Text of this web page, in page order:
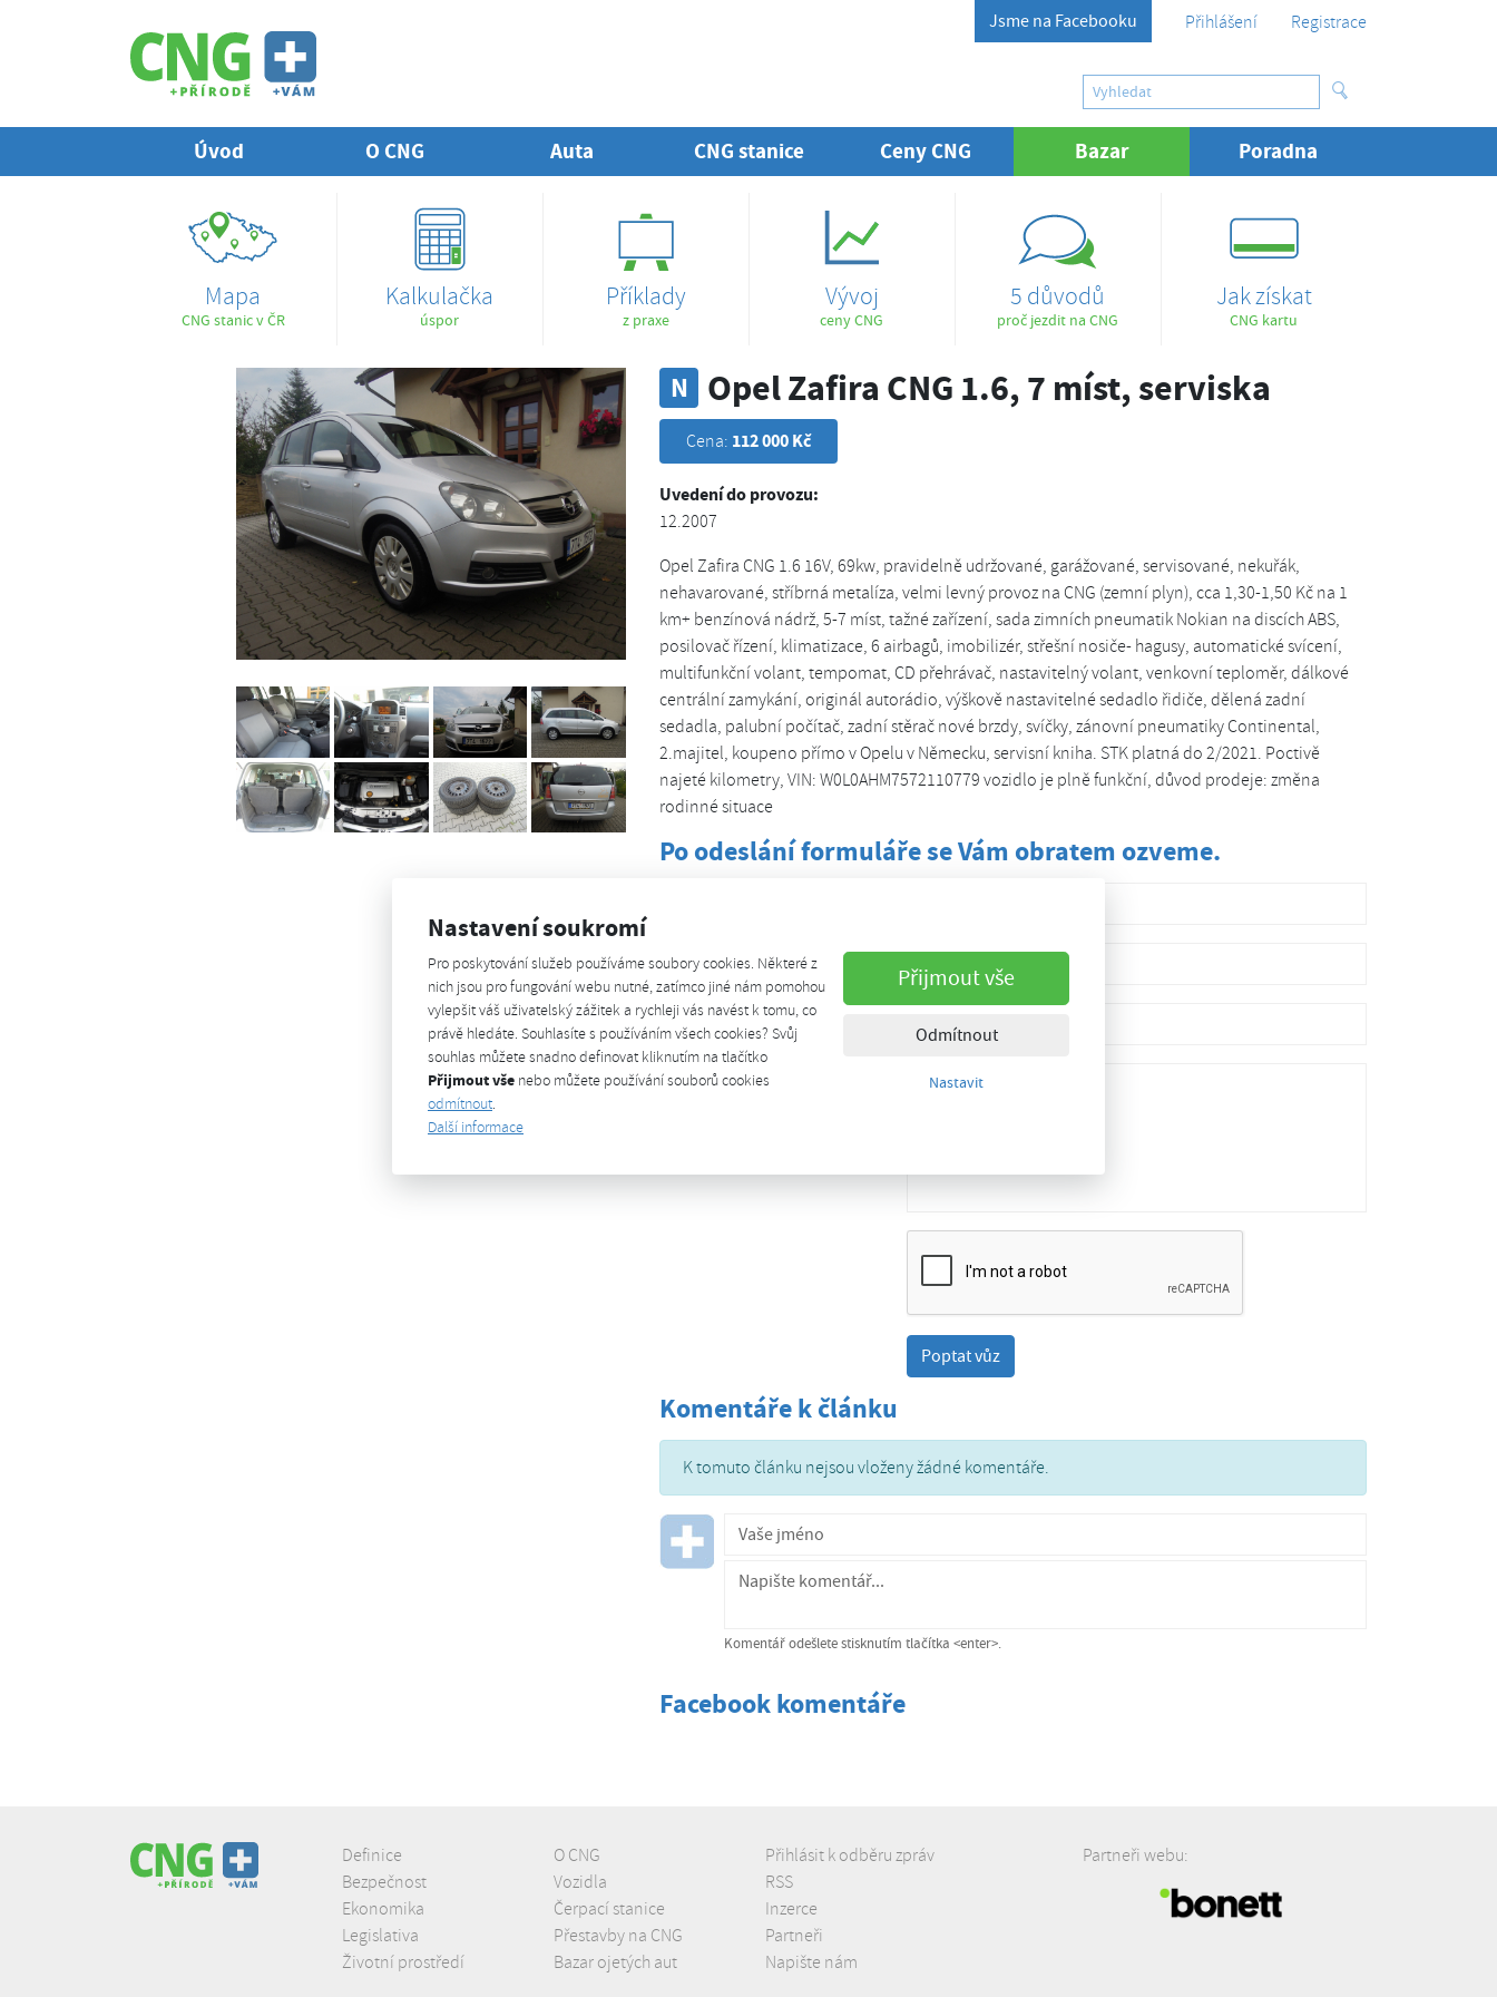
Nastavení soukromí
Pro poskytování služeb používáme soubory cookies. Některé z
nich jsou pro fungování webu nutné, zatímco jiné nám pomohou
vylepšit váš uživatelský zážitek a rychleji vás navést k tomu, co
právě hledáte. Souhlasíte s používáním všech cookies? Svůj
souhlas můžete snadno definovat kliknutím na tlačítko
Přijmout vše nebo můžete používání souborů cookies
odmítnout.
Další informace
Přijmout vše
Odmítnout
Nastavit
Jsme na Facebooku Přihlášení Registrace
Úvod O CNG Auta CNG stanice Ceny CNG Bazar(aktuální) Poradna
Mapa
CNG stanic v ČR
Kalkulačka
úspor
Příklady
z praxe
Vývoj
ceny CNG
5 důvodů
proč jezdit na CNG
Jak získat
CNG kartu
N Opel Zafira CNG 1.6, 7 míst, serviska
Cena: 112 000 Kč
Uvedení do provozu:
12.2007
Opel Zafira CNG 1.6 16V, 69kw, pravidelně udržované, garážované, servisované, nekuřák,
nehavarované, stříbrná metalíza, velmi levný provoz na CNG (zemní plyn), cca 1,30-1,50 Kč na 1
km+ benzínová nádrž, 5-7 míst, tažné zařízení, sada zimních pneumatik Nokian na discích ABS,
posilovač řízení, klimatizace, 6 airbagů, imobilizér, střešní nosiče- hagusy, automatické svícení,
multifunkční volant, tempomat, CD přehrávač, nastavitelný volant, venkovní teploměr, dálkové
centrální zamykání, originál autorádio, výškově nastavitelné sedadlo řidiče, dělená zadní
sedadla, palubní počítač, zadní stěrač nové brzdy, svíčky, zánovní pneumatiky Continental,
2.majitel, koupeno přímo v Opelu v Německu, servisní kniha. STK platná do 2/2021. Poctivě
najeté kilometry, VIN: W0L0AHM7572110779 vozidlo je plně funkční, důvod prodeje: změna
rodinné situace
Po odeslání formuláře se Vám obratem ozveme.
Telefon
E-mail
Poznámka/vzkaz
Komentáře k článku
K tomuto článku nejsou vloženy žádné komentáře.
Komentář odešlete stisknutím tlačítka <enter>.
Facebook komentáře
Definice
Bezpečnost
Ekonomika
Legislativa
Životní prostředí
O CNG
Vozidla
Čerpací stanice
Přestavby na CNG
Bazar ojetých aut
Přihlásit k odběru zpráv
RSS
Inzerce
Partneři
Napište nám
Partneři webu: